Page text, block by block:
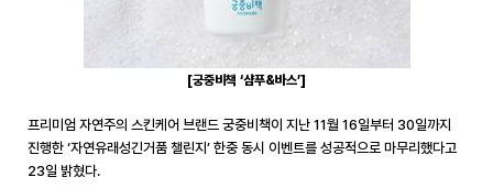
[궁중비책 ‘샴푸&바스’]
프리미엄 자연주의 스킨케어 브랜드 궁중비책이 지난 11월 16일부터 30일까지
진행한 ‘자연유래성긴거품 챌린지’ 한중 동시 이벤트를 성공적으로 마무리했다고
23일 밝혔다.